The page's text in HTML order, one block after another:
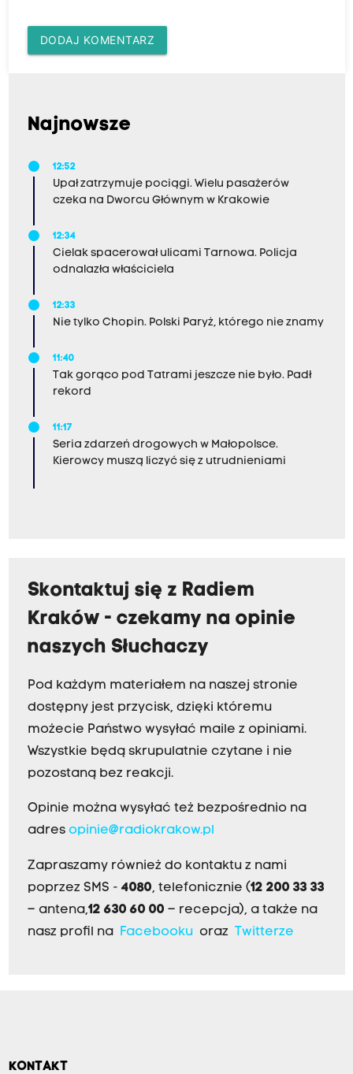
DODAJ KOMENTARZ
Najnowsze
12:52
Upał zatrzymuje pociągi. Wielu pasażerów
czeka na Dworcu Głównym w Krakowie
12:34
Cielak spacerował ulicami Tarnowa. Policja
odnalazła właściciela
12:33
Nie tylko Chopin. Polski Paryż, którego nie znamy
11:40
Tak gorąco pod Tatrami jeszcze nie było. Padł
rekord
11:17
Seria zdarzeń drogowych w Małopolsce.
Kierowcy muszą liczyć się z utrudnieniami
Skontaktuj się z Radiem
Kraków - czekamy na opinie
naszych Słuchaczy
Pod każdym materiałem na naszej stronie
dostępny jest przycisk, dzięki któremu
możecie Państwo wysyłać maile z opiniami.
Wszystkie będą skrupulatnie czytane i nie
pozostaną bez reakcji.
Opinie można wysyłać też bezpośrednio na
adres opinie@radiokrakow.pl
Zapraszamy również do kontaktu z nami
poprzez SMS - 4080, telefonicznie (12 200 33 33
– antena,12 630 60 00 – recepcja), a także na
nasz profil na
Facebookuoraz Twitterze
KONTAKT